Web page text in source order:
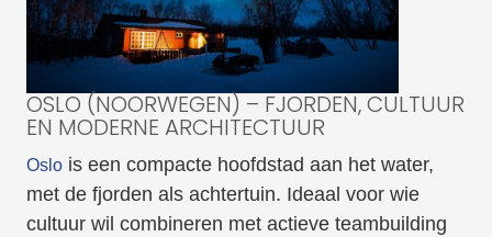
OSLO (NOORWEGEN) – FJORDEN, CULTUUR
EN MODERNE ARCHITECTUUR
Oslois een compacte hoofdstad aan het water,
met de fjorden als achtertuin. Ideaal voor wie
cultuur wil combineren met actieve teambuilding